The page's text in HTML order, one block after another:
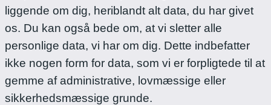
liggende om dig, heriblandt alt data, du har givet
os. Du kan også bede om, at vi sletter alle
personlige data, vi har om dig. Dette indbefatter
ikke nogen form for data, som vi er forpligtede til at
gemme af administrative, lovmæssige eller
sikkerhedsmæssige grunde.